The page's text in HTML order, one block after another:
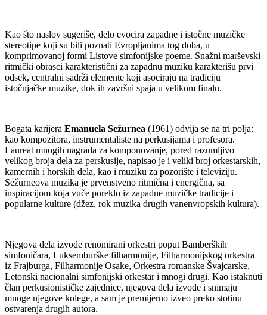
Kao što naslov sugeriše, delo evocira zapadne i istočne muzičke
stereotipe koji su bili poznati Evropljanima tog doba, u
komprimovanoj formi Listove simfonijske poeme. Snažni marševski
ritmički obrasci karakteristični za zapadnu muziku karakterišu prvi
odsek, centralni sadrži elemente koji asociraju na tradiciju
istočnjačke muzike, dok ih završni spaja u velikom finalu.
Bogata karijera Emanuela Sežurnea (1961) odvija se na tri polja:
kao kompozitora, instrumentaliste na perkusijama i profesora.
Laureat mnogih nagrada za komponovanje, pored razumljivo
velikog broja dela za perskusije, napisao je i veliki broj orkestarskih,
kamernih i horskih dela, kao i muziku za pozorište i televiziju.
Sežurneova muzika je prvenstveno ritmična i energična, sa
inspiracijom koja vuče poreklo iz zapadne muzičke tradicije i
popularne kulture (džez, rok muzika drugih vanenvropskih kultura).
Njegova dela izvode renomirani orkestri poput Bamberških
simfoničara, Luksemburške filharmonije, Filharmonijskog orkestra
iz Frajburga, Filharmonije Osake, Orkestra romanske Švajcarske,
Letonski nacionalni simfonijski orkestar i mnogi drugi. Kao istaknuti
član perkusionističke zajednice, njegova dela izvode i snimaju
mnoge njegove kolege, a sam je premijerno izveo preko stotinu
ostvarenja drugih autora.